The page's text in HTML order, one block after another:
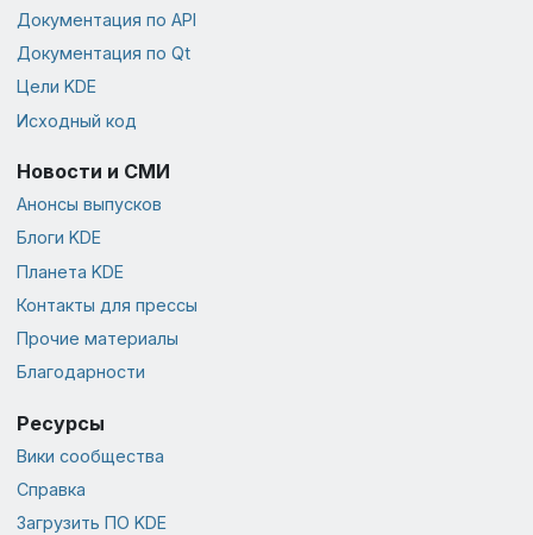
Документация по API
Документация по Qt
Цели KDE
Исходный код
Новости и СМИ
Анонсы выпусков
Блоги KDE
Планета KDE
Контакты для прессы
Прочие материалы
Благодарности
Ресурсы
Вики сообщества
Справка
Загрузить ПО KDE